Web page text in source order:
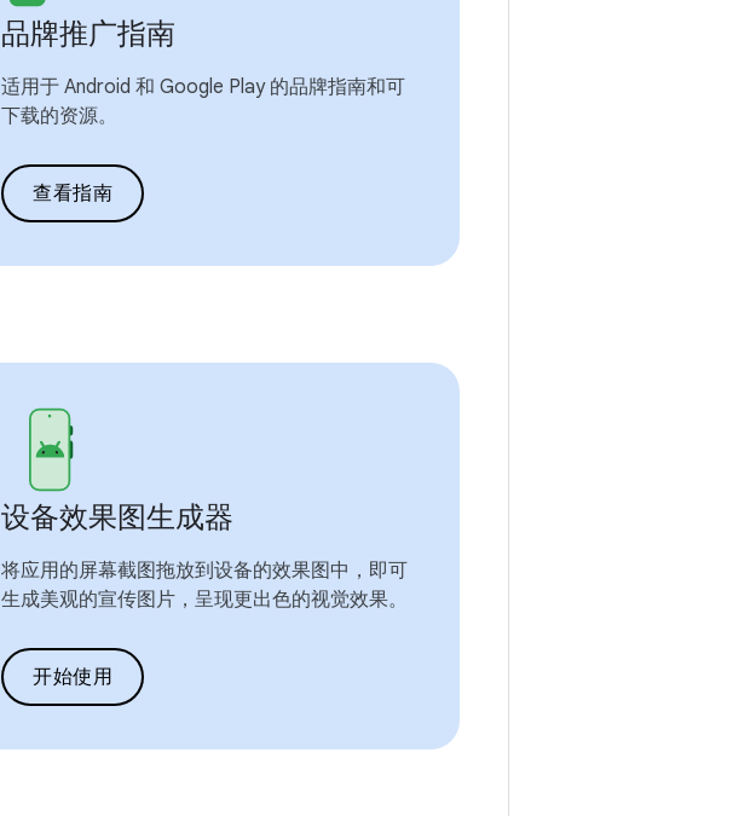
品牌推广指南
适用于 Android 和 Google Play 的品牌指南和可
下载的资源。
查看指南
设备效果图生成器
将应用的屏幕截图拖放到设备的效果图中，即可
生成美观的宣传图片，呈现更出色的视觉效果。
开始使用